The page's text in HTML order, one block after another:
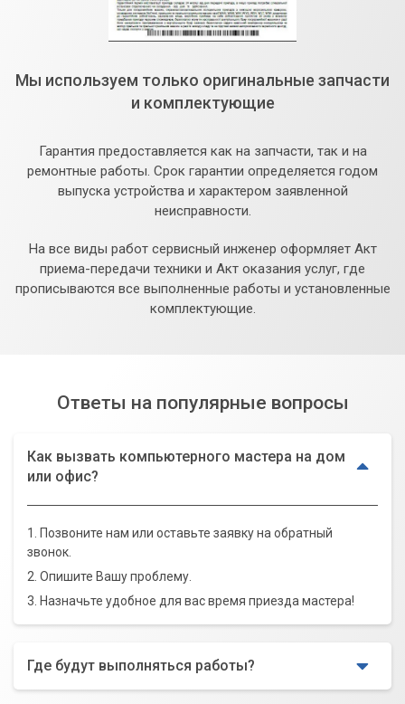
Мы используем только оригинальные запчасти
и комплектующие
Гарантия предоставляется как на запчасти, так и на
ремонтные работы. Срок гарантии определяется годом
выпуска устройства и характером заявленной
неисправности.
На все виды работ сервисный инженер оформляет Акт
приема-передачи техники и Акт оказания услуг, где
прописываются все выполненные работы и установленные
комплектующие.
Ответы на популярные вопросы
Как вызвать компьютерного мастера на дом
или офис?
1. Позвоните нам или оставьте заявку на обратный
звонок.
2. Опишите Вашу проблему.
3. Назначьте удобное для вас время приезда мастера!
Где будут выполняться работы?